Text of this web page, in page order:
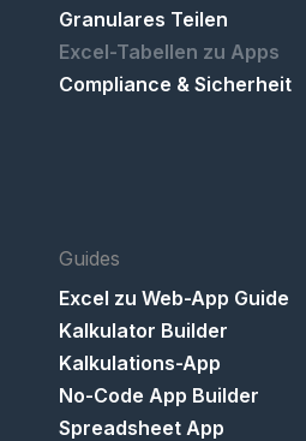
Granulares Teilen
Excel-Tabellen zu Apps
Compliance & Sicherheit
Guides
Excel zu Web-App Guide
Kalkulator Builder
Kalkulations-App
No-Code App Builder
Spreadsheet App